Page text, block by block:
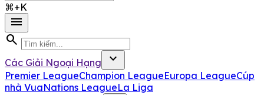
⌘+K
menu
search
Các Giải Ngoại Hạng expand_more
Premier LeagueChampion LeagueEuropa LeagueCúp
nhà VuaNations LeagueLa Liga